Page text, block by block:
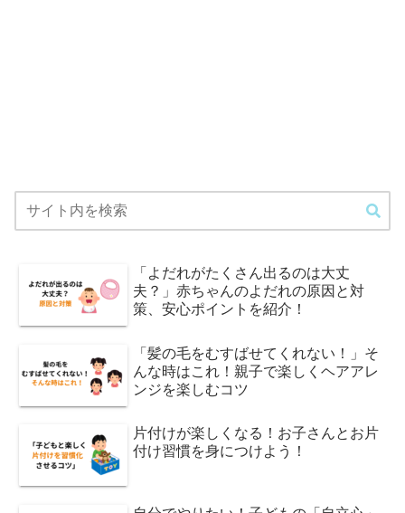
「よだれがたくさん出るのは大丈
夫？」赤ちゃんのよだれの原因と対
策、安心ポイントを紹介！
「髪の毛をむすばせてくれない！」そ
んな時はこれ！親子で楽しくヘアアレ
ンジを楽しむコツ
片付けが楽しくなる！お子さんとお片
付け習慣を身につけよう！